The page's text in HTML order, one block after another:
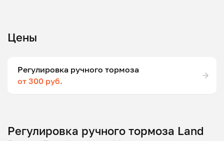
Цены
Регулировка ручного тормоза
от 300 руб.
Регулировка ручного тормоза Land